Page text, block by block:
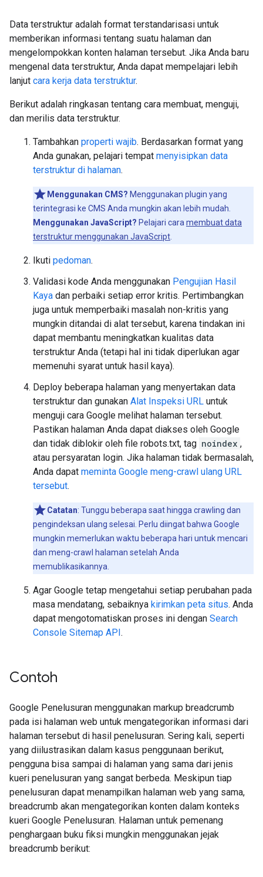
Data terstruktur adalah format terstandarisasi untuk
memberikan informasi tentang suatu halaman dan
mengelompokkan konten halaman tersebut. Jika Anda baru
mengenal data terstruktur, Anda dapat mempelajari lebih
lanjut cara kerja data terstruktur.
Berikut adalah ringkasan tentang cara membuat, menguji,
dan merilis data terstruktur.
Tambahkan properti wajib. Berdasarkan format yang
Anda gunakan, pelajari tempat menyisipkan data
terstruktur di halaman.
Menggunakan CMS? Menggunakan plugin yang
terintegrasi ke CMS Anda mungkin akan lebih mudah.
Menggunakan JavaScript? Pelajari cara membuat data
terstruktur menggunakan JavaScript
Ikuti pedoman.
Validasi kode Anda menggunakan Pengujian Hasil
Kaya dan perbaiki setiap error kritis. Pertimbangkan
juga untuk memperbaiki masalah non-kritis yang
mungkin ditandai di alat tersebut, karena tindakan ini
dapat membantu meningkatkan kualitas data
terstruktur Anda (tetapi hal ini tidak diperlukan agar
memenuhi syarat untuk hasil kaya).
Deploy beberapa halaman yang menyertakan data
terstruktur dan gunakan Alat Inspeksi URL untuk
menguji cara Google melihat halaman tersebut.
Pastikan halaman Anda dapat diakses oleh Google
dan tidak diblokir oleh file robots.txt, tag noindex ,
atau persyaratan login. Jika halaman tidak bermasalah,
Anda dapat meminta Google meng-crawl ulang URL
tersebut.
Catatan: Tunggu beberapa saat hingga crawling dan
pengindeksan ulang selesai. Perlu diingat bahwa Google
mungkin memerlukan waktu beberapa hari untuk mencari
dan meng-crawl halaman setelah Anda
memublikasikannya.
Agar Google tetap mengetahui setiap perubahan pada
masa mendatang, sebaiknya kirimkan peta situs. Anda
dapat mengotomatiskan proses ini dengan Search
Console Sitemap API.
Contoh
Google Penelusuran menggunakan markup breadcrumb
pada isi halaman web untuk mengategorikan informasi dari
halaman tersebut di hasil penelusuran. Sering kali, seperti
yang diilustrasikan dalam kasus penggunaan berikut,
pengguna bisa sampai di halaman yang sama dari jenis
kueri penelusuran yang sangat berbeda. Meskipun tiap
penelusuran dapat menampilkan halaman web yang sama,
breadcrumb akan mengategorikan konten dalam konteks
kueri Google Penelusuran. Halaman untuk pemenang
penghargaan buku fiksi mungkin menggunakan jejak
breadcrumb berikut: